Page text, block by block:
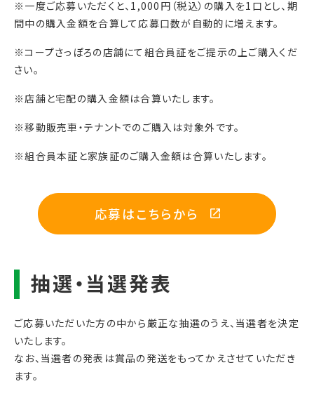
※一度ご応募いただくと、1,000円（税込）の購入を1口とし、 期
間中の購入金額を合算して応募口数が自動的に増えます。
※コープさっぽろの店舗にて組合員証をご提示の上ご購入くだ
さい。
※店舗と宅配の購入金額は合算いたします。
※移動販売車・テナントでのご購入は対象外です。
※組合員本証と家族証のご購入金額は合算いたします。
応募はこちらから
ご応募いただいた方の中から厳正な抽選のうえ、当選者を決定
いたします。
なお、当選者の発表は賞品の発送をもってかえさせていただき
ます。